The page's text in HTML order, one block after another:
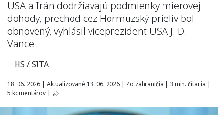
USA a Irán dodržiavajú podmienky mierovej
dohody, prechod cez Hormuzský prieliv bol
obnovený, vyhlásil viceprezident USA J. D.
Vance
HS / SITA
18. 06. 2026 | Aktualizované 18. 06. 2026 | Zo zahraničia | 3 min. čítania |
5 komentárov |